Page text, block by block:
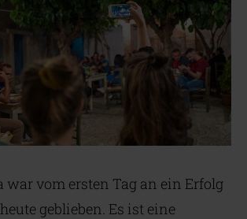
war vom ersten Tag an ein Erfolg
geblieben. Es ist eine